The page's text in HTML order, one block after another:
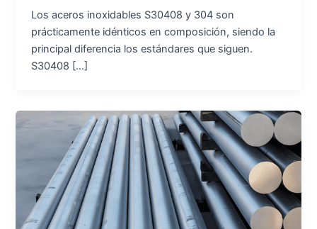
Los aceros inoxidables S30408 y 304 son
prácticamente idénticos en composición, siendo la
principal diferencia los estándares que siguen.
S30408 […]